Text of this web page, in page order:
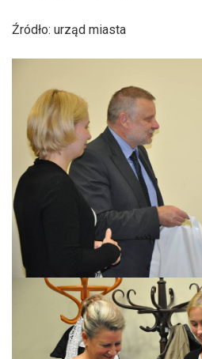
Źródło: urząd miasta